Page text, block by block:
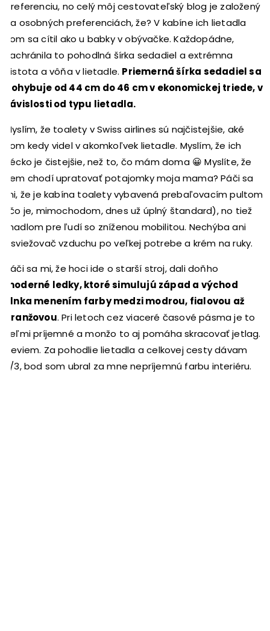
preferenciu, no celý môj cestovateľský blog je založený
na osobných preferenciách, že? V kabíne ich lietadla
som sa cítil ako u babky v obývačke. Každopádne,
zachránila to pohodlná šírka sedadiel a extrémna
čistota a vôňa v lietadle. Priemerná šírka sedadiel sa
pohybuje od 44 cm do 46 cm v ekonomickej triede, v
závislosti od typu lietadla.
Myslím, že toalety v Swiss airlines sú najčistejšie, aké
som kedy videl v akomkoľvek lietadle. Myslím, že ich
vécko je čistejšie, než to, čo mám doma 😀 Myslíte, že
sem chodí upratovať potajomky moja mama? Páči sa
mi, že je kabína toalety vybavená prebaľovacím pultom
(čo je, mimochodom, dnes už úplný štandard), no tiež
madlom pre ľudí so zníženou mobilitou. Nechýba ani
osviežovač vzduchu po veľkej potrebe a krém na ruky.
Páči sa mi, že hoci ide o starší stroj, dali doňho
moderné ledky, ktoré simulujú západ a východ
slnka menením farby medzi modrou, fialovou až
oranžovou. Pri letoch cez viaceré časové pásma je to
veľmi príjemné a monžo to aj pomáha skracovať jetlag.
Neviem. Za pohodlie lietadla a celkovej cesty dávam
2/3, bod som ubral za mne nepríjemnú farbu interiéru.